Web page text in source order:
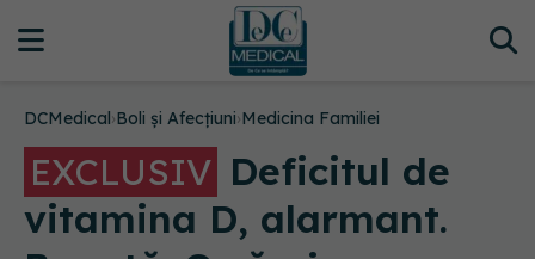
DCMedical›Boli și Afecțiuni›Medicina Familiei
EXCLUSIV Deficitul de
vitamina D, alarmant.